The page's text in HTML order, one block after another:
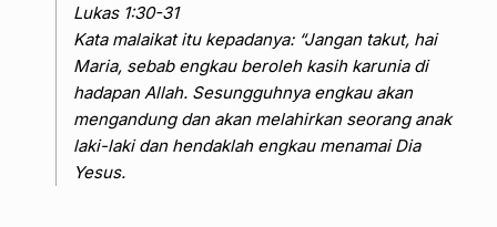
Lukas 1:30-31
Kata malaikat itu kepadanya: “Jangan takut, hai
Maria, sebab engkau beroleh kasih karunia di
hadapan Allah. Sesungguhnya engkau akan
mengandung dan akan melahirkan seorang anak
laki-laki dan hendaklah engkau menamai Dia
Yesus.